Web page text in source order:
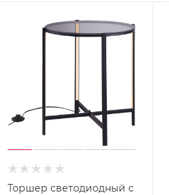
Торшер светодиодный с